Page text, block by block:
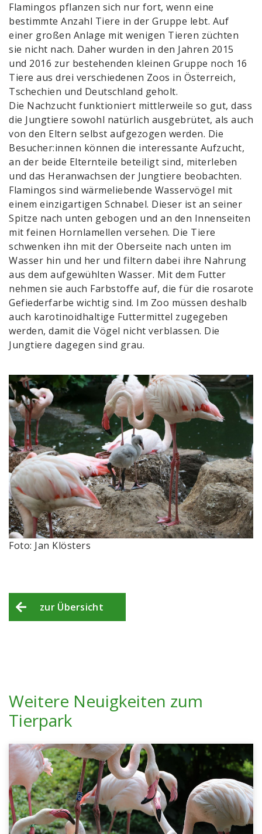
Foto: Jan Klösters
Flamingos pflanzen sich nur fort, wenn eine
bestimmte Anzahl Tiere in der Gruppe lebt. Auf
einer großen Anlage mit wenigen Tieren züchten
sie nicht nach. Daher wurden in den Jahren 2015
und 2016 zur bestehenden kleinen Gruppe noch 16
Tiere aus drei verschiedenen Zoos in Österreich,
Tschechien und Deutschland geholt.
Die Nachzucht funktioniert mittlerweile so gut, dass
die Jungtiere sowohl natürlich ausgebrütet, als auch
von den Eltern selbst aufgezogen werden. Die
Besucher:innen können die interessante Aufzucht,
an der beide Elternteile beteiligt sind, miterleben
und das Heranwachsen der Jungtiere beobachten.
Flamingos sind wärmeliebende Wasservögel mit
einem einzigartigen Schnabel. Dieser ist an seiner
Spitze nach unten gebogen und an den Innenseiten
mit feinen Hornlamellen versehen. Die Tiere
schwenken ihn mit der Oberseite nach unten im
Wasser hin und her und filtern dabei ihre Nahrung
aus dem aufgewühlten Wasser. Mit dem Futter
nehmen sie auch Farbstoffe auf, die für die rosarote
Gefiederfarbe wichtig sind. Im Zoo müssen deshalb
auch karotinoidhaltige Futtermittel zugegeben
werden, damit die Vögel nicht verblassen. Die
Jungtiere dagegen sind grau.
zur Übersicht
Weitere Neuigkeiten zum
Tierpark
Cookie Laufzeit:
1 Jahr